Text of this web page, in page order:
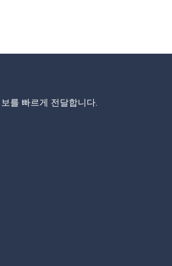
를 빠르게 전달합니다.